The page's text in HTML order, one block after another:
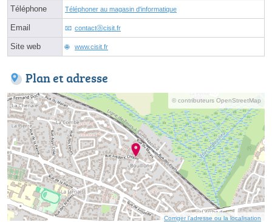
Téléphone Téléphoner au magasin d'informatique
Email contactⓐcisit.fr
Site web www.cisit.fr
Plan et adresse
© contributeurs OpenStreetMap
Corriger l’adresse ou la localisation